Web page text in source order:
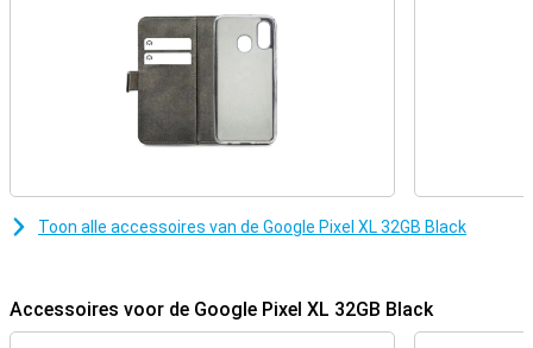
Toon alle accessoires van de Google Pixel XL 32GB Black
Accessoires voor de Google Pixel XL 32GB Black